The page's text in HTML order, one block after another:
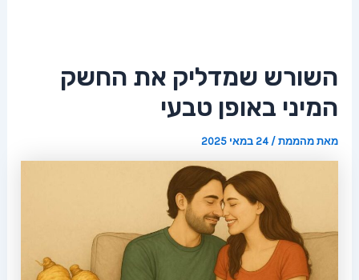
השורש שמדליק את החשק
המיני באופן טבעי
מאתמהממת/24 במאי 2025